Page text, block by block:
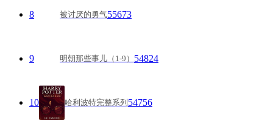
8 被讨厌的勇气55673
9 明朝那些事儿（1-9） 54824
10 哈利波特完整系列 54756